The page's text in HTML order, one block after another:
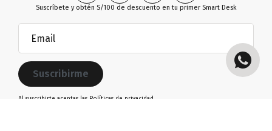
Suscríbete y obtén S/100 de descuento en tu primer Smart Desk
(Obligatorio)
Al suscribirte aceptas las Políticas de privacidad.